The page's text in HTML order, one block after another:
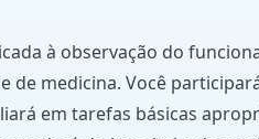
à observação do
de medicina. Você
em tarefas básicas